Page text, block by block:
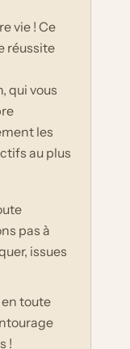
vie ! Ce
réussite
qui vous
les
au plus
pas à
issues
toute
!